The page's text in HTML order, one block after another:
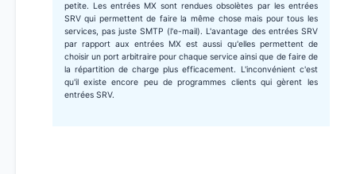
petite. Les entrées MX sont rendues obsolètes par les entrées
SRV qui permettent de faire la même chose mais pour tous les
services, pas juste SMTP (l'e-mail). L'avantage des entrées SRV
par rapport aux entrées MX est aussi qu'elles permettent de
choisir un port arbitraire pour chaque service ainsi que de faire de
la répartition de charge plus efficacement. L'inconvénient c'est
qu'il existe encore peu de programmes clients qui gèrent les
entrées SRV.